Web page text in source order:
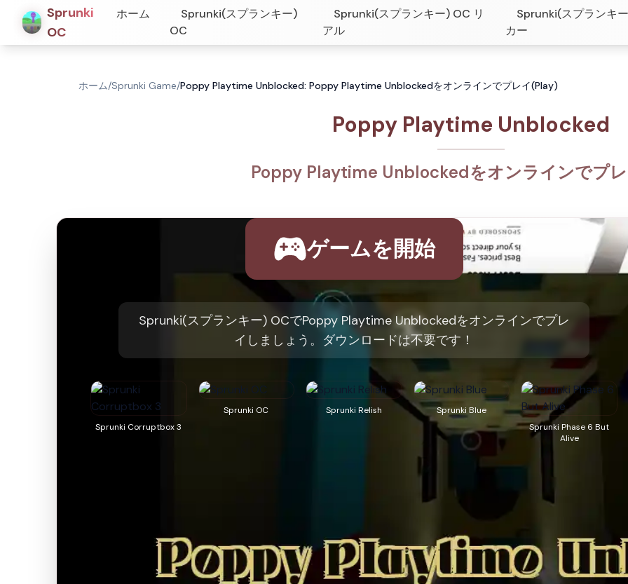
Sprunki
OC
ホーム
Sprunki(スプランキー)
OC
Sprunki(スプランキー) OC リ
アル
Sprunki(スプランキ
カー
ホーム/Sprunki Game/Poppy Playtime Unblocked: Poppy Playtime Unblockedをオンラインでプレイ(Play)
Poppy Playtime Unblocked
Poppy Playtime Unblockedをオンラインでプ
ゲームを開始
Sprunki(スプランキー) OCでPoppy Playtime Unblockedをオンラインでプレ
イしましょう。ダウンロードは不要です！
Sprunki Corruptbox 3
Sprunki OC Sprunki Relish
Sprunki Blue
Sprunki Phase 6 But
Alive